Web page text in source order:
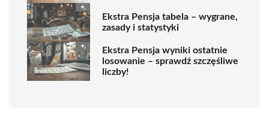
Ekstra Pensja tabela – wygrane,
zasady i statystyki
Ekstra Pensja wyniki ostatnie
losowanie – sprawdź szczęśliwe
liczby!